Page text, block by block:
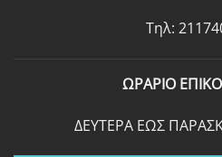
Τηλ:
ΩΡΑΡΙΟ
ΔΕΥΤΕΡΑ ΕΩΣ